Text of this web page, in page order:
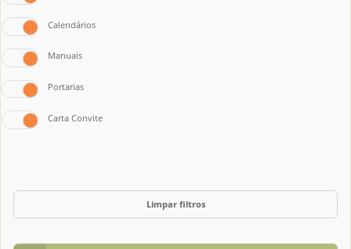
Calendários
Manuais
Portarias
Carta Convite
Limpar filtros